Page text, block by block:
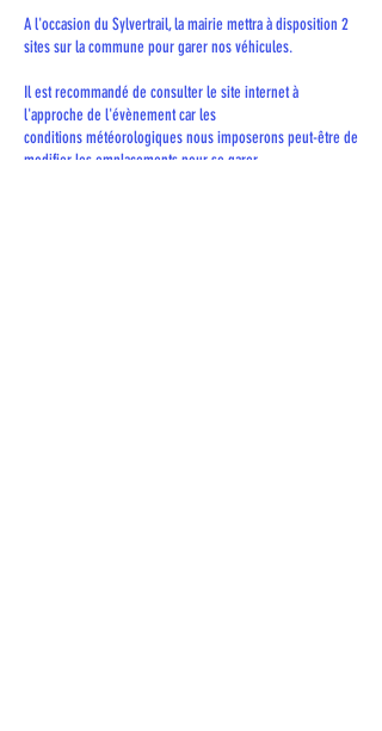
A l'occasion du Sylvertrail, la mairie mettra à disposition 2
sites sur la commune pour garer nos véhicules.
Il est recommandé de consulter le site internet à
l'approche de l'évènement car les
conditionsmétéorologiques nous imposerons peut-être de
modifier les emplacements pour se garer.